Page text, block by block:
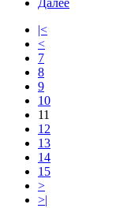
Далее
|<
<
7
8
9
10
11
12
13
14
15
>
>|